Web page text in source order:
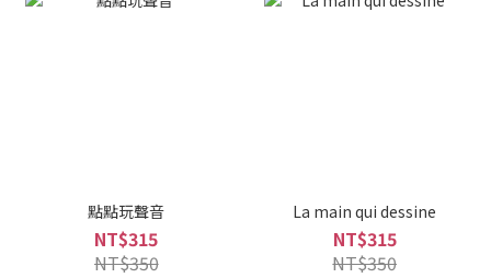
點點玩聲音
NT$315
NT$350
La main qui dessine
NT$315
NT$350